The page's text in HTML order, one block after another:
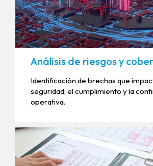
Análisis de riesgos y
Identificación de brechas que
seguridad, el cumplimiento y la
operativa.